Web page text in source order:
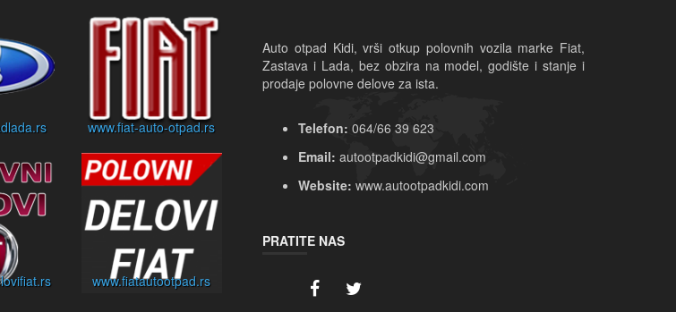
www.fiat-auto-otpad.rs
www.fiatautootpad.rs
Auto otpad Kidi, vrši otkup polovnih vozila marke Fiat,
Zastava i Lada, bez obzira na model, godište i stanje i
prodaje polovne delove za ista.
Telefon: 064/66 39 623
Email: autootpadkidi@gmail.com
Website: www.autootpadkidi.com
PRATITE NAS